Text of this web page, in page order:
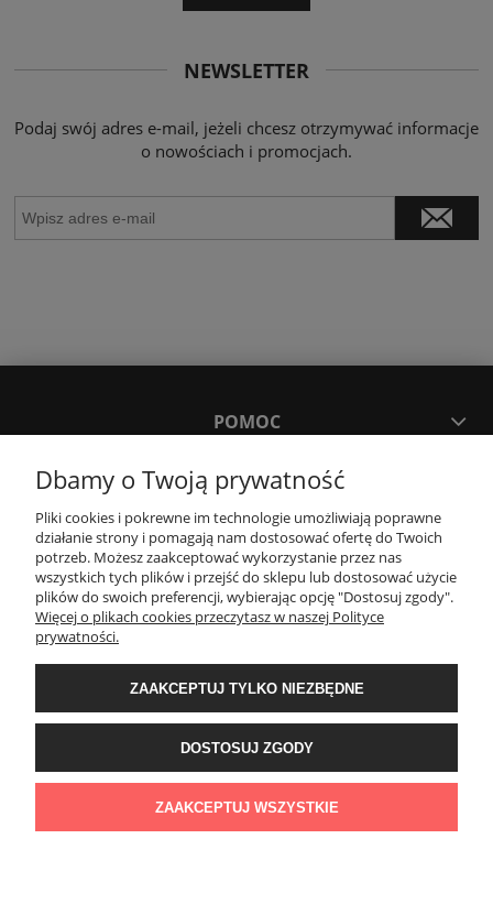
NEWSLETTER
Podaj swój adres e-mail, jeżeli chcesz otrzymywać informacje
o nowościach i promocjach.
POMOC
MOJE KONTO
PŁATNOŚCI I DOSTAWA
KONTAKT
Wyposażenie łazienek Łazienki.eco | Pawła 23, 41-708 Ruda Śląska | E-mail:
sklep@lazienki.eco | Tel.: 600 012 164 lub 600 012 159 | TGS Przemysław
Stoń | NIP: 6312213594 | REGON: 276403698
Dbamy o Twoją prywatność
Pliki cookies i pokrewne im technologie umożliwiają poprawne
działanie strony i pomagają nam dostosować ofertę do Twoich
potrzeb. Możesz zaakceptować wykorzystanie przez nas
wszystkich tych plików i przejść do sklepu lub dostosować użycie
plików do swoich preferencji, wybierając opcję "Dostosuj zgody".
Więcej o plikach cookies przeczytasz w naszej Polityce
prywatności.
ZAAKCEPTUJ TYLKO NIEZBĘDNE
DOSTOSUJ ZGODY
ZAAKCEPTUJ WSZYSTKIE